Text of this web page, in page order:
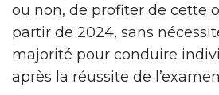
ou non, de profiter de cette
partir de 2024, sans
majorité pour conduire
après la réussite de